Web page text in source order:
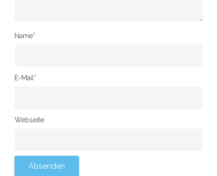
Name*
E-Mail *
Webseite